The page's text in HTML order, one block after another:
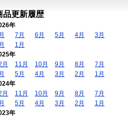
品更新履歴
年
7月 6月 5月 4月
3月
1月
年
月
11月 10月 9月 8月
7月
5月 4月 3月 2月
1月
年
月
11月 10月 9月 8月
7月
5月 4月 3月 2月
1月
年